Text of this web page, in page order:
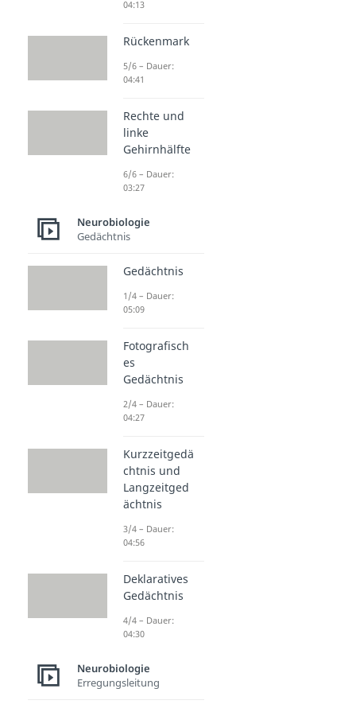
04:13
Rückenmark
5/6 – Dauer:
04:41
Rechte und
linke
Gehirnhälfte
6/6 – Dauer:
03:27
Neurobiologie
Gedächtnis
Gedächtnis
1/4 – Dauer:
05:09
Fotografisch
es
Gedächtnis
2/4 – Dauer:
04:27
Kurzzeitgedä
chtnis und
Langzeitged
ächtnis
3/4 – Dauer:
04:56
Deklaratives
Gedächtnis
4/4 – Dauer:
04:30
Neurobiologie
Erregungsleitung